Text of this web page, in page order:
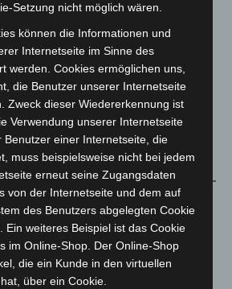
Umbau in Langenhagen
von „Archetyp Market“ erhoben
2.799
Setzung nicht möglich wären.
können die Informationen und
Internetseite im Sinne des
werden. Cookies ermöglichen uns,
die Benutzer unserer Internetseite
Zweck dieser Wiedererkennung ist
Verwendung unserer Internetseite
Benutzer einer Internetseite, die
muss beispielsweise nicht bei jedem
erneut seine Zugangsdaten
von der Internetseite und dem auf
des Benutzers abgelegten Cookie
Ein weiteres Beispiel ist das Cookie
im Online-Shop. Der Online-Shop
die ein Kunde in den virtuellen
über ein Cookie.